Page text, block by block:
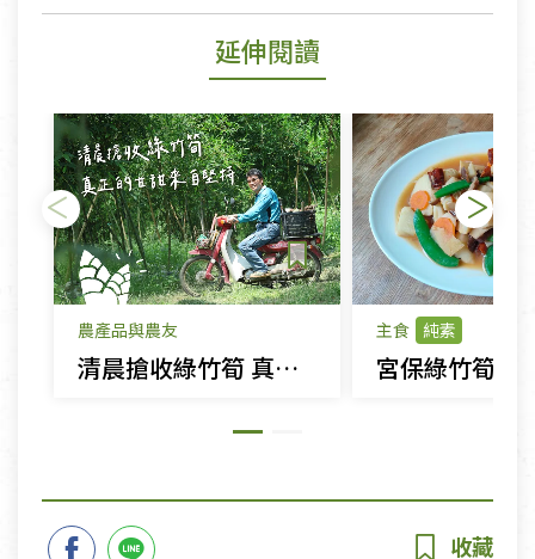
延伸閱讀
農產品與農友
清晨搶收綠竹筍 真正的甘甜來自堅持
主食 純素
宮保綠竹筍